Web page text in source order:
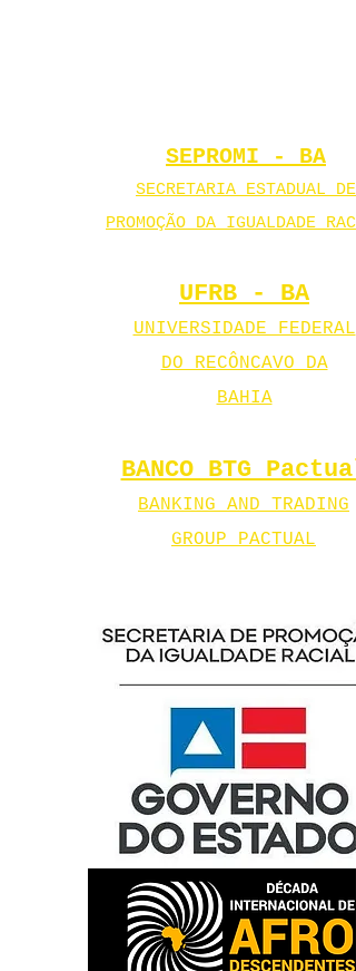
SEPROMI - BA
SECRETARIA ESTADUAL DE
PROMOÇÃO DA IGUALDADE
UFRB - BA
UNIVERSIDADE FEDERAL
DO RECÔNCAVO DA
BAHIA
BANCO BTG Pactual
BANKING AND TRADING
GROUP PACTUAL